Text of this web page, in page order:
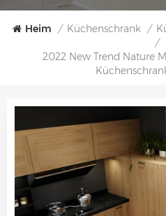
Heim / Küchenschrank /
/
2022 New Trend Nature